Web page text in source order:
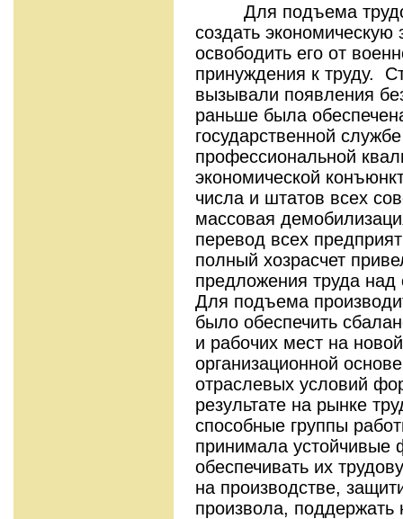
Для подъема
создать экономическую
освободить его от
принуждения к труду.
вызывали появления
раньше была
государственной
профессиональной
экономической
числа и штатов всех
массовая
перевод всех
полный хозрасчет
предложения труда над
Для подъема
было обеспечить
и рабочих мест на
организационной
отраслевых условий
результате на рынке
способные группы
принимала
обеспечивать их
на производстве,
произвола, поддержать